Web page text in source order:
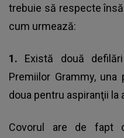
trebuie să respecte
cum urmează:
1. Există două
Premiilor Grammy,
doua pentru aspiranţii la
Covorul are de fapt